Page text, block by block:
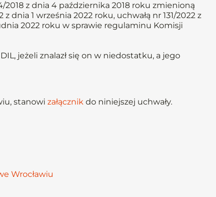
2018 z dnia 4 października 2018 roku zmienioną
dnia 1 września 2022 roku, uchwałą nr 131/2022 z
2022 roku w sprawie regulaminu Komisji
jeżeli znalazł się on w niedostatku, a jego
stanowi załącznik do niniejszej uchwały.
Wrocławiu